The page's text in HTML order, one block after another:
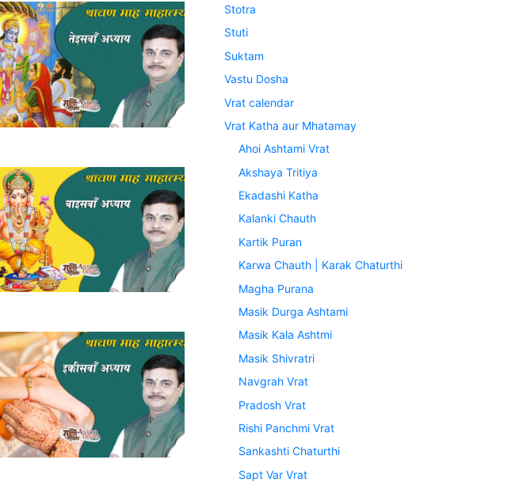
Stotra
Stuti
Suktam
Vastu Dosha
Vrat calendar
Vrat Katha aur Mhatamay
Ahoi Ashtami Vrat
Akshaya Tritiya
Ekadashi Katha
Kalanki Chauth
Kartik Puran
Karwa Chauth | Karak Chaturthi
Magha Purana
Masik Durga Ashtami
Masik Kala Ashtmi
Masik Shivratri
Navgrah Vrat
Pradosh Vrat
Rishi Panchmi Vrat
Sankashti Chaturthi
Sapt Var Vrat